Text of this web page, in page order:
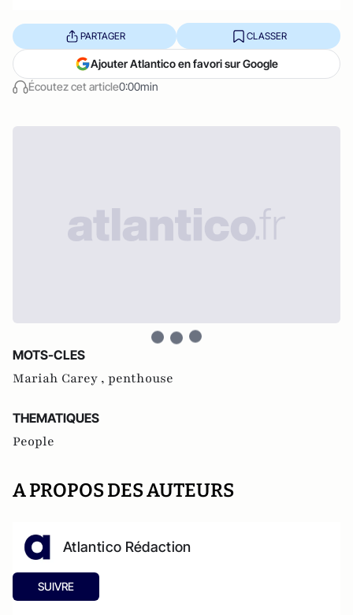
Écoutez cet article0:00min
PARTAGER CLASSER
Ajouter Atlantico en favori sur Google
MOTS-CLES
Mariah Carey , penthouse
THEMATIQUES
People
A PROPOS DES AUTEURS
Atlantico Rédaction
SUIVRE